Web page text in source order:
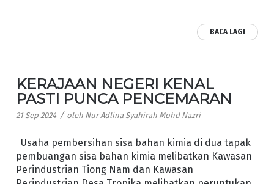
BACA LAGI
KERAJAAN NEGERI KENAL
PASTI PUNCA PENCEMARAN
21 Sep 2024 / oleh Nur Adlina Syahirah Mohd Nazri
Usaha pembersihan sisa bahan kimia di dua tapak
pembuangan sisa bahan kimia melibatkan Kawasan
Perindustrian Tiong Nam dan Kawasan